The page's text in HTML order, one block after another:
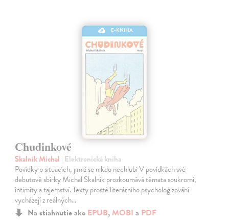
E-KNIHA
Chudinkové
Skalník Michal | Elektronická kniha
Povídky o situacích, jimiž se nikdo nechlubí V povídkách své
debutové sbírky Michal Skalník prozkoumává témata soukromí,
intimity a tajemství. Texty prosté literárního psychologizování
vycházejí z reálných…
Na stiahnutie ako EPUB, MOBI a PDF